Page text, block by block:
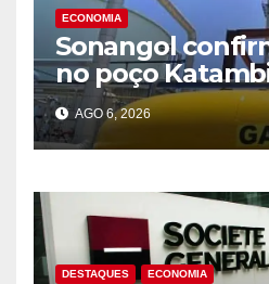
ECONOMIA
Sonangol
no poço
antecipa novo
produção de
Benguela
AGO 6, 2026
DESTAQUES ECONOMIA